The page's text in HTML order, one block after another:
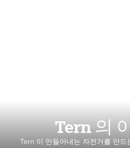
Tern 의
Tern 이 만들어내는 자전거를 만